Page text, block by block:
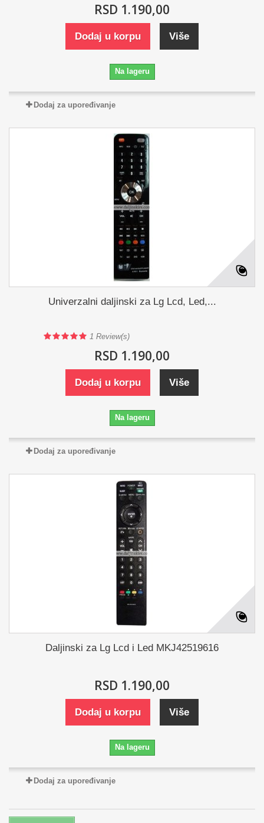
RSD 1.190,00
Dodaj u korpu Više
Na lageru
Dodaj za upoređivanje
Univerzalni daljinski za Lg Lcd, Led,...
1 Review(s)
RSD 1.190,00
Dodaj u korpu Više
Na lageru
Dodaj za upoređivanje
Daljinski za Lg Lcd i Led MKJ42519616
RSD 1.190,00
Dodaj u korpu Više
Na lageru
Dodaj za upoređivanje